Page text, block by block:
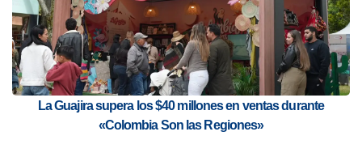
La Guajira supera los $40 millones en ventas durante
«Colombia Son las Regiones»